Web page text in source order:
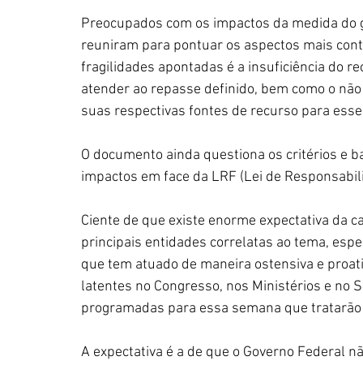
Preocupados com os impactos da medida
reuniram para pontuar os aspectos mais
fragilidades apontadas é a insuficiência do
atender ao repasse definido, bem como o
suas respectivas fontes de recurso para
O documento ainda questiona os critérios e
impactos em face da LRF (Lei de
Ciente de que existe enorme expectativa da
principais entidades correlatas ao tema,
que tem atuado de maneira ostensiva e
latentes no Congresso, nos Ministérios e no
programadas para essa semana que
A expectativa é a de que o Governo Federal